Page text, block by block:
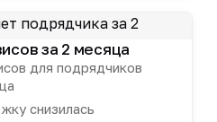
за 2 месяца
для подрядчиков
снизилась